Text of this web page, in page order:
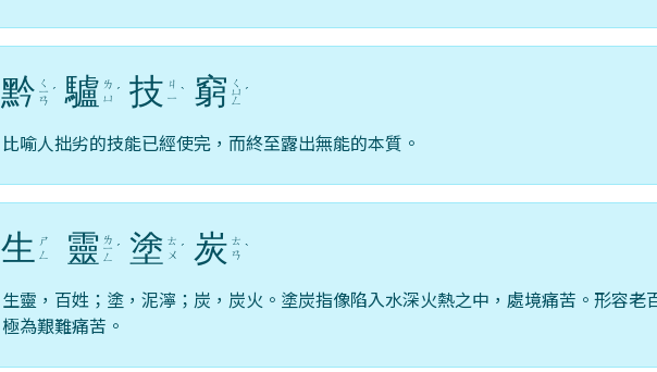
黔 ㄑ
ㄧ
ㄢ
ˊ 驢 ㄌ
ㄩ ˊ 技 ㄐ
ㄧ ˋ 窮 ㄑ
ㄩ
ㄥ
ˊ
比喻人拙劣的技能已經使完，而終至露出無能的本質。
生
ㄕ
ㄥ
靈 ㄌ
ㄧ
ㄥ
ˊ 塗 ㄊ
ㄨ ˊ 炭 ㄊ
ㄢ ˋ
生靈，百姓；塗，泥濘；炭，炭火。塗炭指像陷入水深火熱之中，處境痛苦。形容老
極為艱難痛苦。